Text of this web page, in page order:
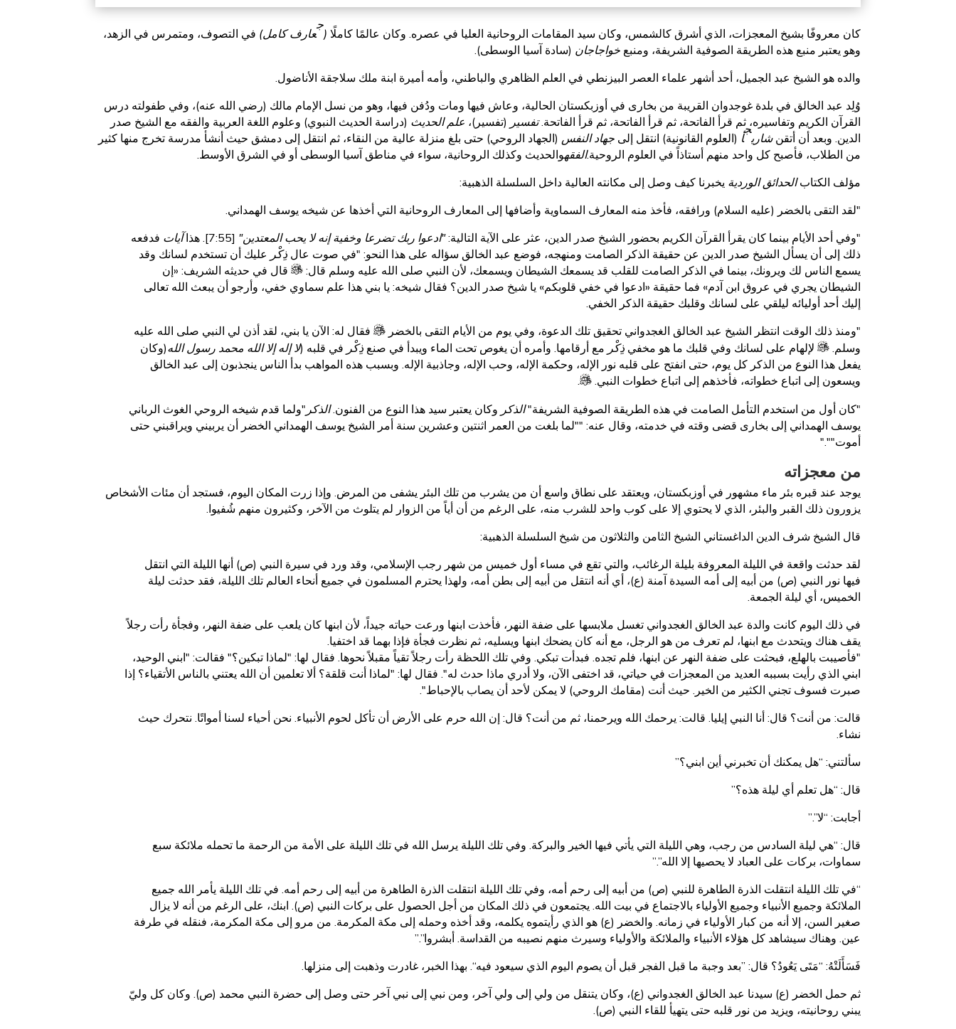
كان معروفًا بشيخ المعجزات، الذي أشرق كالشمس، وكان سيد المقامات الروحانية العليا في عصره. وكان عالمًا كاملًا (
ج
عارف كامل) في التصوف، ومتمرس في الزهد،
وهو يعتبر منبع هذه الطريقة الصوفية الشريفة، ومنبعخواجاجان (سادة آسيا الوسطى).
والده هو الشيخ عبد الجميل، أحد أشهر علماء العصر البيزنطي في العلم الظاهري والباطني، وأمه أميرة ابنة ملك سلاجقة الأناضول.
وُلِد عبد الخالق في بلدة غوجدوان القريبة من بخارى في أوزبكستان الحالية، وعاش فيها ومات ودُفن فيها، وهو من نسل الإمام مالك (رضي الله عنه)، وفي طفولته درس
القرآن الكريم وتفاسيره، ثم قرأ الفاتحة، ثم قرأ الفاتحة، ثم قرأ الفاتحة.تفسير (تفسير)، علم الحديث (دراسة الحديث النبوي) وعلوم اللغة العربية والفقه مع الشيخ صدر
الدين. وبعد أن أتقنشاري
ج
أ (العلوم القانونية) انتقل إلىجهاد النفس (الجهاد الروحي) حتى بلغ منزلة عالية من النقاء، ثم انتقل إلى دمشق حيث أنشأ مدرسة تخرج منها كثير
من الطلاب، فأصبح كل واحد منهم أستاذاً في العلوم الروحية.الفقهوالحديث وكذلك الروحانية، سواء في مناطق آسيا الوسطى أو في الشرق الأوسط.
مؤلف الكتابالحدائق الوردية يخبرنا كيف وصل إلى مكانته العالية داخل السلسلة الذهبية:
"لقد التقى بالخضر (عليه السلام) ورافقه، فأخذ منه المعارف السماوية وأضافها إلى المعارف الروحانية التي أخذها عن شيخه يوسف الهمداني.
"وفي أحد الأيام بينما كان يقرأ القرآن الكريم بحضور الشيخ صدر الدين، عثر على الآية التالية:"ادعوا ربك تضرعا وخفية إنه لا يحب المعتدين" [7:55]. هذا آيات فدفعه
ذلك إلى أن يسأل الشيخ صدر الدين عن حقيقة الذكر الصامت ومنهجه، فوضع عبد الخالق سؤاله على هذا النحو: "في صوت عالذِكْر عليك أن تستخدم لسانك وقد
يسمع الناس لك ويرونك، بينما في الذكر الصامت للقلب قد يسمعك الشيطان ويسمعك، لأن النبي صلى الله عليه وسلم قال:
قال في حديثه الشريف: «إن
الشيطان يجري في عروق ابن آدم» فما حقيقة «ادعوا في خفي قلوبكم» يا شيخ صدر الدين؟ فقال شيخه: يا بني هذا علم سماوي خفي، وأرجو أن يبعث الله تعالى
إليك أحد أوليائه ليلقي على لسانك وقلبك حقيقة الذكر الخفي.
"ومنذ ذلك الوقت انتظر الشيخ عبد الخالق الغجدواني تحقيق تلك الدعوة، وفي يوم من الأيام التقى بالخضر
فقال له: الآن يا بني، لقد أذن لي النبي صلى الله عليه
وسلم.
لإلهام على لسانك وفي قلبك ما هو مخفيذِكْر مع أرقامها. وأمره أن يغوص تحت الماء ويبدأ في صنعذِكْر في قلبه (لا إله إلا الله محمد رسول الله(وكان
يفعل هذا النوع من الذكر كل يوم، حتى انفتح على قلبه نور الإله، وحكمة الإله، وحب الإله، وجاذبية الإله. وبسبب هذه المواهب بدأ الناس ينجذبون إلى عبد الخالق
ويسعون إلى اتباع خطواته، فأخذهم إلى اتباع خطوات النبي.
.
"كان أول من استخدم التأمل الصامت في هذه الطريقة الصوفية الشريفة"الذكر وكان يعتبر سيد هذا النوع من الفنون.الذكر "ولما قدم شيخه الروحي الغوث الرباني
يوسف الهمداني إلى بخارى قضى وقته في خدمته، وقال عنه: ""لما بلغت من العمر اثنتين وعشرين سنة أمر الشيخ يوسف الهمداني الخضر أن يربيني ويراقبني حتى
أموت""."
من معجزاته
يوجد عند قبره بئر ماء مشهور في أوزبكستان، ويعتقد على نطاق واسع أن من يشرب من تلك البئر يشفى من المرض. وإذا زرت المكان اليوم، فستجد أن مئات الأشخاص
يزورون ذلك القبر والبئر، الذي لا يحتوي إلا على كوب واحد للشرب منه، على الرغم من أن أياً من الزوار لم يتلوث من الآخر، وكثيرون منهم شُفيوا.
قال الشيخ شرف الدين الداغستاني الشيخ الثامن والثلاثون من شيخ السلسلة الذهبية:
لقد حدثت واقعة في الليلة المعروفة بليلة الرغائب، والتي تقع في مساء أول خميس من شهر رجب الإسلامي، وقد ورد في سيرة النبي (ص) أنها الليلة التي انتقل
فيها نور النبي (ص) من أبيه إلى أمه السيدة آمنة (ع)، أي أنه انتقل من أبيه إلى بطن أمه، ولهذا يحترم المسلمون في جميع أنحاء العالم تلك الليلة، فقد حدثت ليلة
الخميس، أي ليلة الجمعة.
في ذلك اليوم كانت والدة عبد الخالق الغجدواني تغسل ملابسها على ضفة النهر، فأخذت ابنها ورعت حياته جيداً، لأن ابنها كان يلعب على ضفة النهر، وفجأة رأت رجلاً
يقف هناك ويتحدث مع ابنها، لم تعرف من هو الرجل، مع أنه كان يضحك ابنها ويسليه، ثم نظرت فجأة فإذا بهما قد اختفيا.
"فأصيبت بالهلع، فبحثت على ضفة النهر عن ابنها، فلم تجده. فبدأت تبكي. وفي تلك اللحظة رأت رجلاً تقياً مقبلاً نحوها. فقال لها: "لماذا تبكين؟" فقالت: "ابني الوحيد،
ابني الذي رأيت بسببه العديد من المعجزات في حياتي، قد اختفى الآن، ولا أدري ماذا حدث له". فقال لها: "لماذا أنت قلقة؟ ألا تعلمين أن الله يعتني بالناس الأتقياء؟ إذا
صبرت فسوف تجني الكثير من الخير. حيث أنت (مقامك الروحي) لا يمكن لأحد أن يصاب بالإحباط".
قالت: من أنت؟ قال: أنا النبي إيليا. قالت: يرحمك الله ويرحمنا، ثم من أنت؟ قال: إن الله حرم على الأرض أن تأكل لحوم الأنبياء. نحن أحياء لسنا أمواتًا. نتحرك حيث
نشاء.
سألتني: “هل يمكنك أن تخبرني أين ابني؟”
قال: “هل تعلم أي ليلة هذه؟”
أجابت: “لا”.”
قال: “هي ليلة السادس من رجب، وهي الليلة التي يأتي فيها الخير والبركة. وفي تلك الليلة يرسل الله في تلك الليلة على الأمة من الرحمة ما تحمله ملائكة سبع
سماوات، بركات على العباد لا يحصيها إلا الله”.”
“في تلك الليلة انتقلت الذرة الطاهرة للنبي (ص) من أبيه إلى رحم أمه، وفي تلك الليلة انتقلت الذرة الطاهرة من أبيه إلى رحم أمه. في تلك الليلة يأمر الله جميع
الملائكة وجميع الأنبياء وجميع الأولياء بالاجتماع في بيت الله. يجتمعون في ذلك المكان من أجل الحصول على بركات النبي (ص). ابنك، على الرغم من أنه لا يزال
صغير السن، إلا أنه من كبار الأولياء في زمانه. والخضر (ع) هو الذي رأيتموه يكلمه، وقد أخذه وحمله إلى مكة المكرمة. من مرو إلى مكة المكرمة، فنقله في طرفة
عين. وهناك سيشاهد كل هؤلاء الأنبياء والملائكة والأولياء وسيرث منهم نصيبه من القداسة. أبشروا”.”
فَسَأَلَتْهُ: “مَتَى يَعُودُ؟ قال: ”بعد وجبة ما قبل الفجر قبل أن يصوم اليوم الذي سيعود فيه“. بهذا الخبر، غادرت وذهبت إلى منزلها.
ثم حمل الخضر (ع) سيدنا عبد الخالق الغجدواني (ع)، وكان يتنقل من ولي إلى ولي آخر، ومن نبي إلى نبي آخر حتى وصل إلى حضرة النبي محمد (ص). وكان كل وليّ
يبني روحانيته، ويزيد من نور قلبه حتى يتهيأ للقاء النبي (ص).